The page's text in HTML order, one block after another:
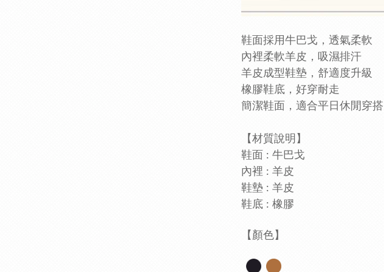
鞋面採用牛巴戈，透氣柔軟
內裡柔軟羊皮，吸濕排汗
羊皮成型鞋墊，舒適度升級
橡膠鞋底，好穿耐走
簡潔鞋面，適合平日休閒穿搭
【材質說明】
鞋面 : 牛巴戈
內裡 : 羊皮
鞋墊 : 羊皮
鞋底 : 橡膠
【顏色】